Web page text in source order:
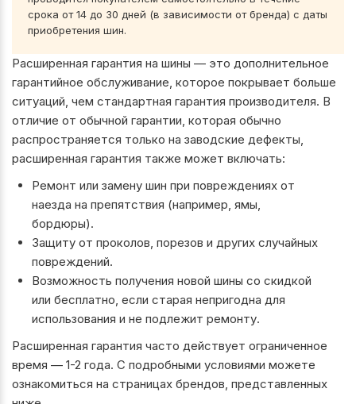
Расширенная гарантия на шины — это дополнительное
гарантийное обслуживание, которое покрывает больше
ситуаций, чем стандартная гарантия производителя. В
отличие от обычной гарантии, которая обычно
распространяется только на заводские дефекты,
расширенная гарантия также может включать:
Ремонт или замену шин при повреждениях от
наезда на препятствия (например, ямы,
бордюры).
Защиту от проколов, порезов и других случайных
повреждений.
Возможность получения новой шины со скидкой
или бесплатно, если старая непригодна для
использования и не подлежит ремонту.
Расширенная гарантия часто действует ограниченное
время — 1-2 года. С подробными условиями можете
ознакомиться на страницах брендов, представленных
срока от 14 до 30 дней (в зависимости от бренда) с даты
приобретения шин.